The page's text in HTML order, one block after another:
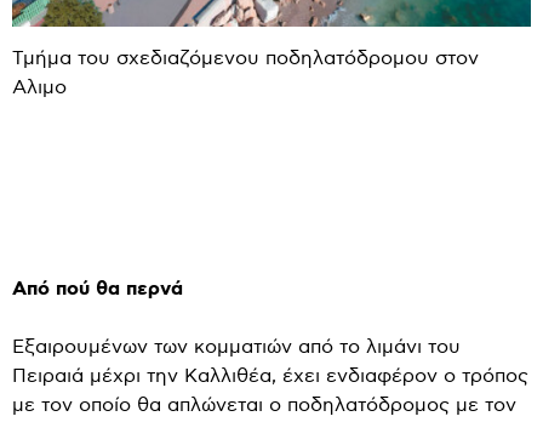
Τμήμα του σχεδιαζόμενου ποδηλατόδρομου στον
Αλιμο
Από πού θα περνά
Εξαιρουμένων των κομματιών από το λιμάνι του
Πειραιά μέχρι την Καλλιθέα, έχει ενδιαφέρον ο τρόπος
με τον οποίο θα απλώνεται ο ποδηλατόδρομος με τον